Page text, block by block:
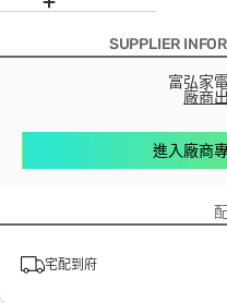
SUPPLIER
富弘家
廠商
進入廠商
宅配到府